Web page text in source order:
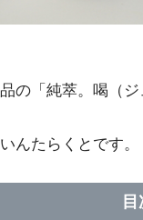
の「純萃。喝（
んたらくとです。
目